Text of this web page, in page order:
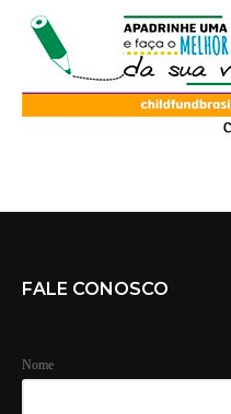
FALE CONOSCO
Nome